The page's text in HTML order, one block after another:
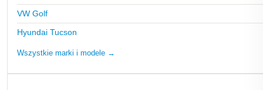
VW Golf
Hyundai Tucson
Wszystkie marki i modele →